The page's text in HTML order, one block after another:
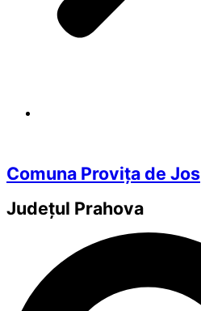
Comuna Provița de Jos
Județul Prahova